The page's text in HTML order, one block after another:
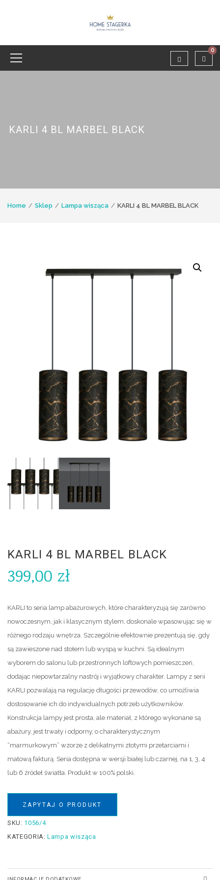
0
KARLI 4 BL MARBEL BLACK
Home Sklep Lampa wisząca KARLI 4 BL MARBEL BLACK
KARLI 4 BL MARBEL BLACK
399,00 zł
KARLI to seria lamp abażurowych, które charakteryzują się zarówno
nowoczesnym, jak i klasycznym stylem, doskonale wpasowując się w
różnego rodzaju wnętrza. Szczególnie efektownie prezentują się, gdy
są zawieszone nad stołem lub wyspą w kuchni. Są idealnym
wyborem do salonu lub przestronnych loftowych pomieszczeń,
dodając niepowtarzalny nastrój i wyjątkowy charakter. Lampy z serii
KARLI pozwalają na regulację długości przewodów, co umożliwia
dostosowanie ich do indywidualnych potrzeb użytkowników.
Konstrukcja lampy jest prosta, ale materiał, z którego wykonane są
abażury, jest trwały i odporny, o charakterystycznym
“marmurkowym” wzorze z delikatnymi złotymi przetarciami i
matową fakturą. Seria dostępna w wersji białej lub czarnej, na 1, 3, 4
lub 6 źródeł światła. Produkt w 100% polski.
ZAPYTAJ O PRODUKT
SKU: 1056/4
KATEGORIA:Lampa wisząca